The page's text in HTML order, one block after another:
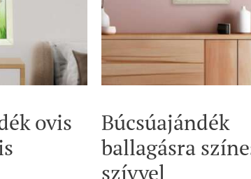
ovis
Búcsúajándék
ballagásra
szívvel